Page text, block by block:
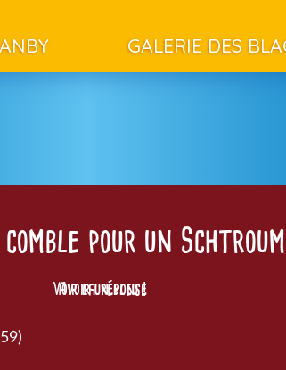
GALERIE DES
pour un
Voir la réponse
Avoir un bleu !